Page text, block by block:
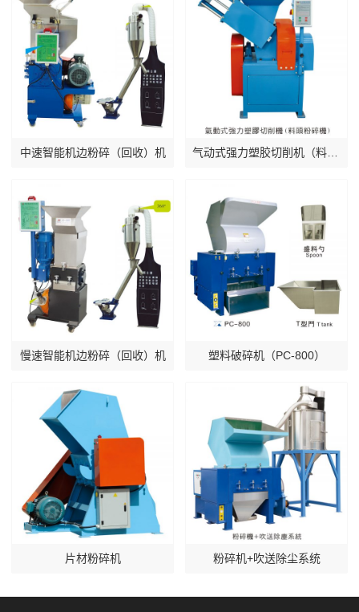
中速智能机边粉碎（回收）机
慢速智能机边粉碎（回收）机 塑料破碎机（PC-800）
片材粉碎机 粉碎机+吹送除尘系统